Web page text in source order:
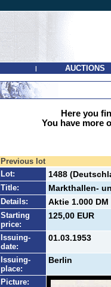
| AUCTIONS
Here you
You have more
Previous lot
Lot:
1488
Title: Markthallen-
Details: Aktie 1.000
Starting
price:
125,00 EUR
Issuing-
date:
01.03.1953
Issuing-
place:
Berlin
Picture: